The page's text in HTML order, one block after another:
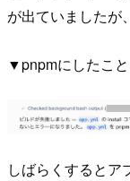
が出ていましたが
▼pnpmにしたこ
しばらくするとア